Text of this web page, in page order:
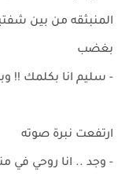
المنبثقه من بين
بغضب
- سليم انا بكلمك !!
ارتفعت نبرة صوته
- وجد .. انا روحي في